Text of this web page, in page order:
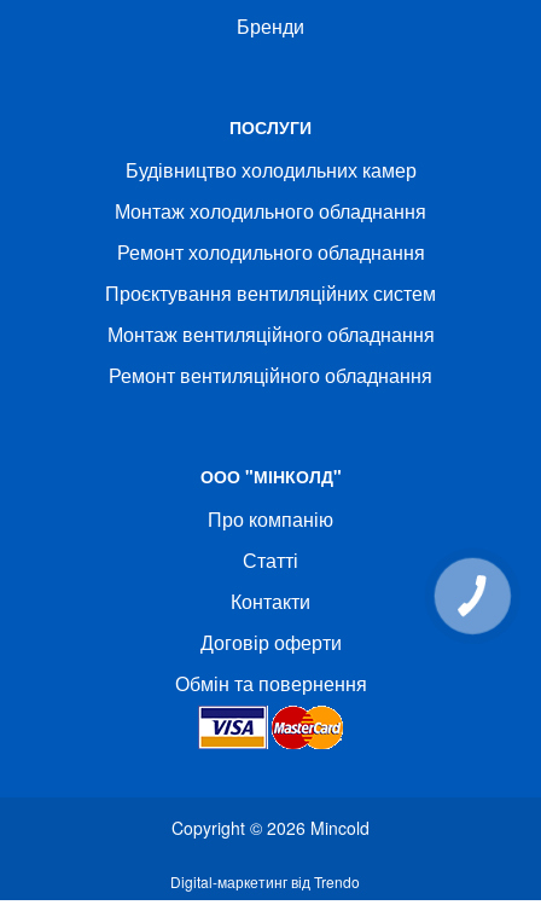
Бренди
ПОСЛУГИ
Будівництво холодильних камер
Монтаж холодильного обладнання
Ремонт холодильного обладнання
Проєктування вентиляційних систем
Монтаж вентиляційного обладнання
Ремонт вентиляційного обладнання
ООО "МІНКОЛД"
Про компанію
Статті
Контакти
Договір оферти
Обмін та повернення
Copyright © 2026 Mincold
Digital-маркетинг від Trendo